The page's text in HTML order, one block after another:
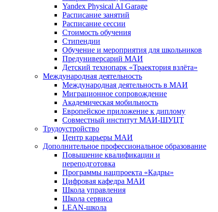
Yandex Physical AI Garage
Расписание занятий
Расписание сессии
Стоимость обучения
Стипендии
Обучение и мероприятия для школьников
Предуниверсарий МАИ
Детский технопарк «Траектория взлёта»
Международная деятельность
Международная деятельность в МАИ
Миграционное сопровождение
Академическая мобильность
Европейское приложение к диплому
Совместный институт МАИ-ШУЦТ
Трудоустройство
Центр карьеры МАИ
Дополнительное профессиональное образование
Повышение квалификации и
переподготовка
Программы нацпроекта «Кадры»
Цифровая кафедра МАИ
Школа управления
Школа сервиса
LEAN-школа